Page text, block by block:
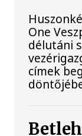
One
délutáni
címek